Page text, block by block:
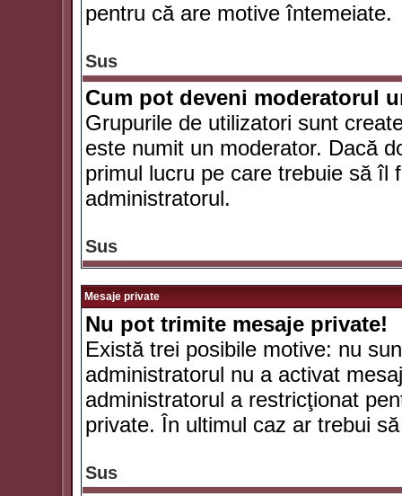
pentru că are motive întemeiate.
Sus
Cum pot deveni moderatorul
Grupurile de utilizatori sunt
este numit un moderator. Dacă
primul lucru pe care trebuie să îl
administratorul.
Sus
Mesaje private
Nu pot trimite mesaje private!
Există trei posibile motive: nu
administratorul nu a activat
administratorul a restricţionat
private. În ultimul caz ar trebui
Sus